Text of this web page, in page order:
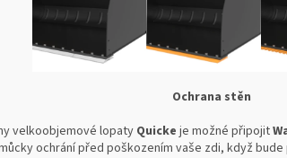
Ochrana stěn
velkoobjemové lopaty Quicke je možné připojit
ochrání před poškozením vaše zdi, když